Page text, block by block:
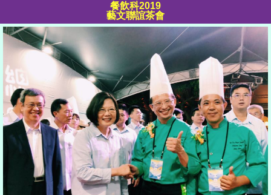
餐飲科2019
藝文聯誼茶會